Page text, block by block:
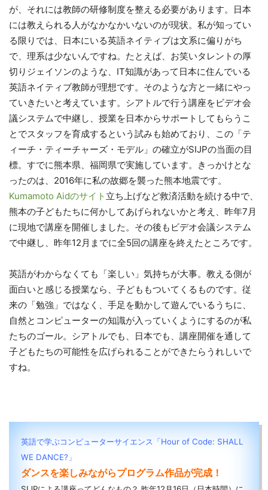
が、それには教師の研修制度を整える必要があります。日本
には教えられる人がなかなかいないのが現状。私が知ってい
る限りでは、日本にいる英語ネイティブは文系に偏りがち
で、理系は少ないんですね。たとえば、お笑いタレントの厚
切りジェイソンのような、IT知識があって日本に住んでいる
英語ネイティブ教師が理想です。そのような方と一緒にやっ
ていきたいと考えています。シアトルで行う講座をビデオ会
議システムで中継し、授業を日本からサポートしてもらうこ
とでスタッフを育成するという試みも始めており、この「テ
ィーチ・ティーチャーズ・モデル」の確立がSIJPの当面の目
標。すでに熊本県、福岡県で実施しています。きっかけとな
ったのは、2016年に私の故郷を襲った熊本地震です。
Kumamoto Aidのサイト 立ち上げなど救済活動を続ける中で、
熊本の子どもたちに何かしてあげられないかと考え、昨年7月
に現地で講座を開催しました。その後もビデオ会議システム
で中継し、昨年12月までに全5回の講座を終えたところです。
英語がわからなくても「楽しい」気持ちが大事。教える側が
面白いと感じる授業なら、子どももついてくるものです。従
来の「勉強」ではなく、手足を動かして遊んでいるうちに、
自然とコンピューターの知識が入っていくようにするのが私
たちのゴール。シアトルでも、日本でも、講座開催を通して
子どもたちの可能性を広げられることができたらうれしいで
すね。
英語で学ぶコンピューターサイエンス「Hour of Code: SHALL
WE DANCE?」
ダンスを楽しみながらプログラム作品が完成！